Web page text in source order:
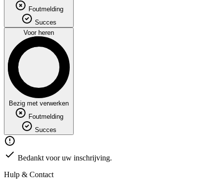
Foutmelding
Succes
Voor heren
Bezig met verwerken
Foutmelding
Succes
Bedankt voor uw inschrijving.
Hulp & Contact